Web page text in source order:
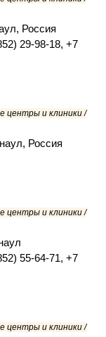
Россия
29-98-18, +7
центры и клиники /
Россия
центры и клиники /
55-64-71, +7
центры и клиники /